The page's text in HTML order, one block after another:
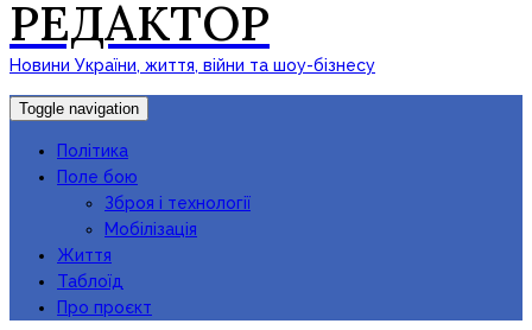
РЕДАКТОР
Новини України, життя, війни та шоу-бізнесу
Toggle navigation
Політика
Поле бою
Зброя і технології
Мобілізація
Життя
Таблоїд
Про проєкт